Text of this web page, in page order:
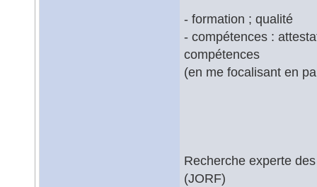
- formation ; qualité
- compétences :
compétences
(en me focalisant en
Recherche experte
(JORF)